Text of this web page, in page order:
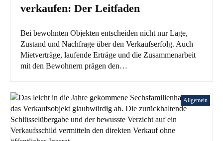
verkaufen: Der Leitfaden
Bei bewohnten Objekten entscheiden nicht nur Lage,
Zustand und Nachfrage über den Verkaufserfolg. Auch
Mietverträge, laufende Erträge und die Zusammenarbeit
mit den Bewohnern prägen den…
Allgemein